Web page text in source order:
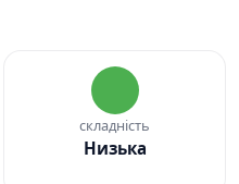
складність
Низька